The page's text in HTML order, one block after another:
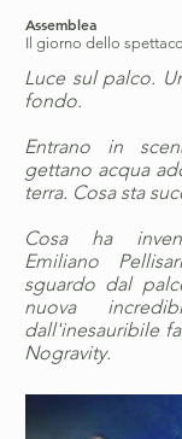
Assemblea
Il giorno dello
Luce sul palco.
fondo.
Entrano in
gettano acqua
terra. Cosa sta
Cosa ha
Emiliano
sguardo dal
nuova
dall'inesauribile
Nogravity.